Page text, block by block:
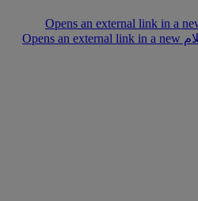
مركز الإعلام Opens an external link in a new